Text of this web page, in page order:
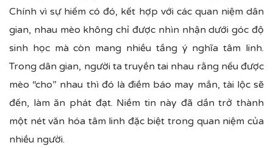
Chính vì sự hiếm có đó, kết hợp với các quan niệm dân
gian, nhau mèo không chỉ được nhìn nhận dưới góc độ
sinh học mà còn mang nhiều tầng ý nghĩa tâm linh.
Trong dân gian, người ta truyền tai nhau rằng nếu được
mèo “cho” nhau thì đó là điềm báo may mắn, tài lộc sẽ
đến, làm ăn phát đạt. Niềm tin này đã dần trở thành
một nét văn hóa tâm linh đặc biệt trong quan niệm của
nhiều người.